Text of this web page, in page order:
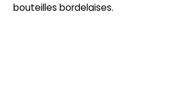
bouteilles bordelaises.